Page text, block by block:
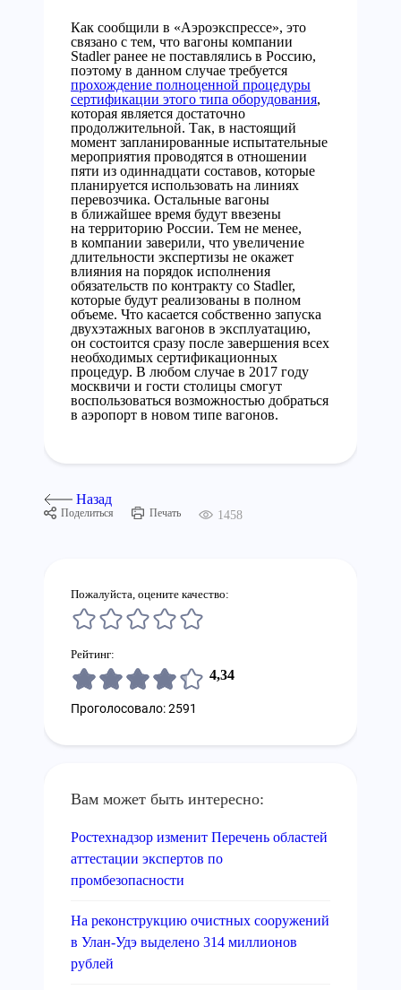
Как сообщили в «Аэроэкспрессе», это
связано с тем, что вагоны компании
Stadler ранее не поставлялись в Россию,
поэтому в данном случае требуется
прохождение полноценной процедуры
сертификации этого типа оборудования,
которая является достаточно
продолжительной. Так, в настоящий
момент запланированные испытательные
мероприятия проводятся в отношении
пяти из одиннадцати составов, которые
планируется использовать на линиях
перевозчика. Остальные вагоны
в ближайшее время будут ввезены
на территорию России. Тем не менее,
в компании заверили, что увеличение
длительности экспертизы не окажет
влияния на порядок исполнения
обязательств по контракту со Stadler,
которые будут реализованы в полном
объеме. Что касается собственно запуска
двухэтажных вагонов в эксплуатацию,
он состоится сразу после завершения всех
необходимых сертификационных
процедур. В любом случае в 2017 году
москвичи и гости столицы смогут
воспользоваться возможностью добраться
в аэропорт в новом типе вагонов.
Назад
Поделиться Печать 1458
Пожалуйста, оцените качество:
Рейтинг:
4,34
Проголосовало: 2591
Вам может быть интересно:
Ростехнадзор изменит Перечень областей
аттестации экспертов по
промбезопасности
На реконструкцию очистных сооружений
в Улан-Удэ выделено 314 миллионов
рублей